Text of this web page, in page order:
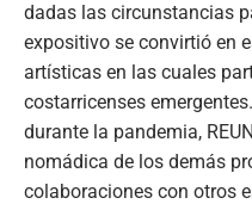
dadas las circunstancias
expositivo se convirtió en
artísticas en las cuales
costarricenses
durante la pandemia,
nomádica de los demás
colaboraciones con otros